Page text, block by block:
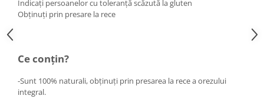
Hemoroizi
Imunitate
Infecții urinare
Indicați persoanelor cu toleranță scăzută la gluten
Obținuți prin presare la rece
Ce conțin?
-Sunt 100% naturali, obținuți prin presarea la rece a orezului
integral.